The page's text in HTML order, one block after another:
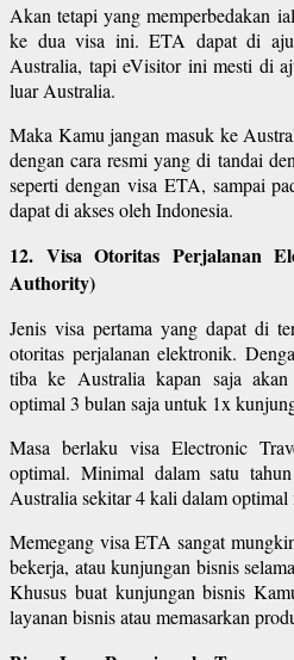
Akan tetapi yang memperbedakan
ke dua visa ini. ETA dapat di
Australia, tapi eVisitor ini mesti di
luar Australia.
Maka Kamu jangan masuk ke
dengan cara resmi yang di tandai
seperti dengan visa ETA, sampai
dapat di akses oleh Indonesia.
12. Visa Otoritas Perjalanan
Authority)
Jenis visa pertama yang dapat di
otoritas perjalanan elektronik.
tiba ke Australia kapan saja
optimal 3 bulan saja untuk 1x
Masa berlaku visa Electronic
optimal. Minimal dalam satu
Australia sekitar 4 kali dalam
Memegang visa ETA sangat
bekerja, atau kunjungan bisnis
Khusus buat kunjungan bisnis
layanan bisnis atau memasarkan